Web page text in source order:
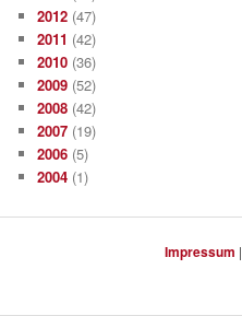
2012 (47)
2011 (42)
2010 (36)
2009 (52)
2008 (42)
2007 (19)
2006 (5)
2004 (1)
Impressum |